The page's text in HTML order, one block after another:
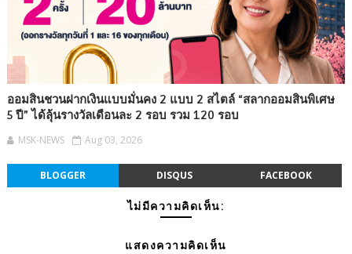
ออมสินชวนฝากเงินแบบมั่นคง 2 แบบ 2 สไตล์ “สลากออมสินพิเศษ
5 ปี” ได้ลุ้นรางวัลเดือนละ 2 รอบ รวม 120 รอบ
MSK-NEWS Aug 03, 2026
BLOGGER DISQUS FACEBOOK
ไม่มีความคิดเห็น:
แสดงความคิดเห็น